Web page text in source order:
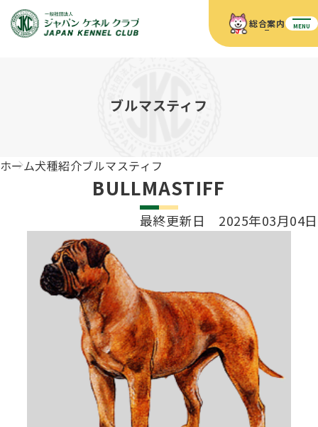
総合案内 MENU
ディスクロージャー（情報公開）
血統証明書について
血統証明書の見かた
血統証明書・所有者名義変更
子犬の申請について
ドッグショー 競技会スケジュール
ドッグショー
FCIインターナショナルドッグショー開催のご案内
チャンピオンについて(ドッグショー・競技会)
ロイヤルカナンアワードについて
新登録犬種のご紹介
キーワードラリー2025
ジュニアハンドラーとは
自由研究<犬について詳しく知ろう！>
JKC公認資格
「資格更新料の自動引落」のご利用について
愛犬飼育管理士
刊行物のご案内
犬の健康管理手帳について
会員向け情報
ダウンロード
ブルマスティフ
ホーム犬種紹介ブルマスティフ
BULLMASTIFF
最終更新日 2025年03月04日